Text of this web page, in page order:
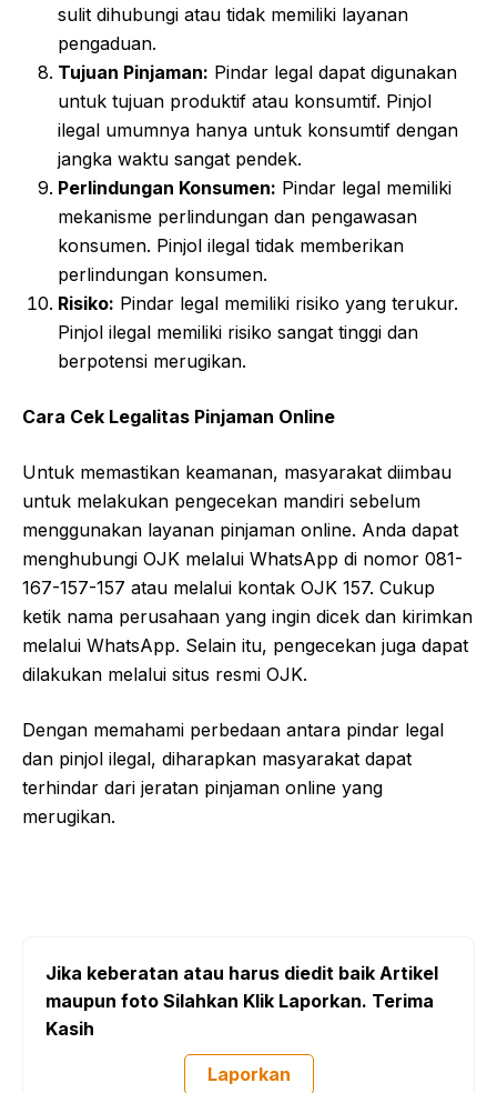
sulit dihubungi atau tidak memiliki layanan
pengaduan.
Tujuan Pinjaman: Pindar legal dapat digunakan
untuk tujuan produktif atau konsumtif. Pinjol
ilegal umumnya hanya untuk konsumtif dengan
jangka waktu sangat pendek.
Perlindungan Konsumen: Pindar legal memiliki
mekanisme perlindungan dan pengawasan
konsumen. Pinjol ilegal tidak memberikan
perlindungan konsumen.
Risiko: Pindar legal memiliki risiko yang terukur.
Pinjol ilegal memiliki risiko sangat tinggi dan
berpotensi merugikan.
Cara Cek Legalitas Pinjaman Online
Untuk memastikan keamanan, masyarakat diimbau
untuk melakukan pengecekan mandiri sebelum
menggunakan layanan pinjaman online. Anda dapat
menghubungi OJK melalui WhatsApp di nomor 081-
167-157-157 atau melalui kontak OJK 157. Cukup
ketik nama perusahaan yang ingin dicek dan kirimkan
melalui WhatsApp. Selain itu, pengecekan juga dapat
dilakukan melalui situs resmi OJK.
Dengan memahami perbedaan antara pindar legal
dan pinjol ilegal, diharapkan masyarakat dapat
terhindar dari jeratan pinjaman online yang
merugikan.
Jika keberatan atau harus diedit baik Artikel
maupun foto Silahkan Klik Laporkan. Terima
Kasih
Laporkan